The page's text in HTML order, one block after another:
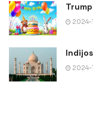
2024-
2024-